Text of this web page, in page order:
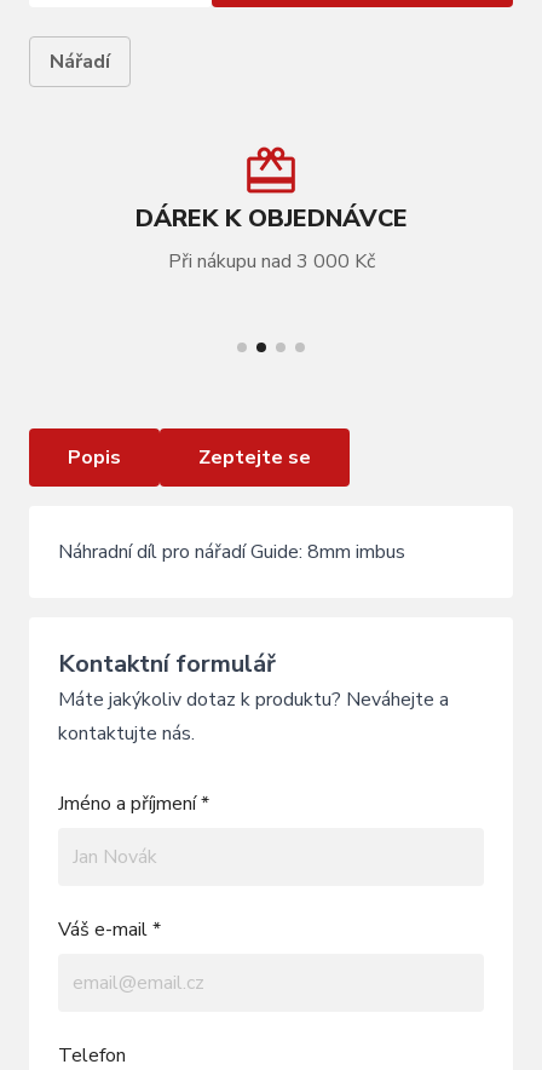
Nářadí
DÁREK K OBJEDNÁVCE
Při nákupu nad 3 000 Kč
Popis Zeptejte se
Náhradní díl pro nářadí Guide: 8mm imbus
Kontaktní formulář
Máte jakýkoliv dotaz k produktu? Neváhejte a
kontaktujte nás.
Jméno a příjmení *
Váš e-mail *
Telefon